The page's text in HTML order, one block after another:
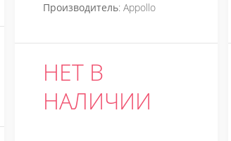
Производитель: Appollo
НЕТ В
НАЛИЧИИ